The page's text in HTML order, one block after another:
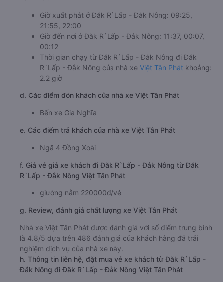
Giờ xuất phát ở Đăk R`Lấp - Đắk Nông: 09:25,
21:55, 22:00
Giờ đến nơi ở Đăk R`Lấp - Đắk Nông: 11:37, 00:07,
00:12
Thời gian chạy từ Đăk R`Lấp - Đắk Nông đi Đăk
R`Lấp - Đắk Nông của nhà xe Việt Tân Phát khoảng:
2.2 giờ
d. Các điểm đón khách của nhà xe Việt Tân Phát
Bến xe Gia Nghĩa
e. Các điểm trả khách của nhà xe Việt Tân Phát
Ngã 4 Đồng Xoài
f. Giá vé giá xe khách đi Đăk R`Lấp - Đắk Nông từ Đăk
R`Lấp - Đắk Nông Việt Tân Phát
giường nằm 220000đ/vé
g. Review, đánh giá chất lượng xe Việt Tân Phát
Nhà xe Việt Tân Phát được đánh giá với số điểm trung bình
là 4.8/5 dựa trên 486 đánh giá của khách hàng đã trải
nghiệm dịch vụ của nhà xe này.
h. Thông tin liên hệ, đặt mua vé xe khách từ Đăk R`Lấp -
Đắk Nông đi Đăk R`Lấp - Đắk Nông Việt Tân Phát